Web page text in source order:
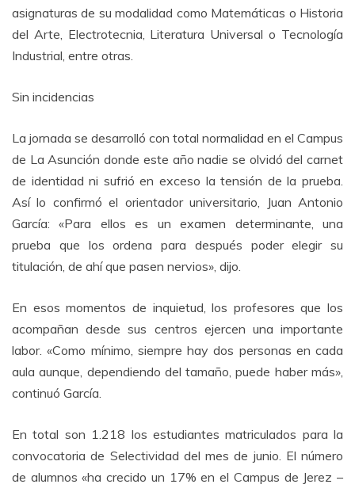
asignaturas de su modalidad como Matemáticas o Historia
del Arte, Electrotecnia, Literatura Universal o Tecnología
Industrial, entre otras.
Sin incidencias
La jornada se desarrolló con total normalidad en el Campus
de La Asunción donde este año nadie se olvidó del carnet
de identidad ni sufrió en exceso la tensión de la prueba.
Así lo confirmó el orientador universitario, Juan Antonio
García: «Para ellos es un examen determinante, una
prueba que los ordena para después poder elegir su
titulación, de ahí que pasen nervios», dijo.
En esos momentos de inquietud, los profesores que los
acompañan desde sus centros ejercen una importante
labor. «Como mínimo, siempre hay dos personas en cada
aula aunque, dependiendo del tamaño, puede haber más»,
continuó García.
En total son 1.218 los estudiantes matriculados para la
convocatoria de Selectividad del mes de junio. El número
de alumnos «ha crecido un 17% en el Campus de Jerez –